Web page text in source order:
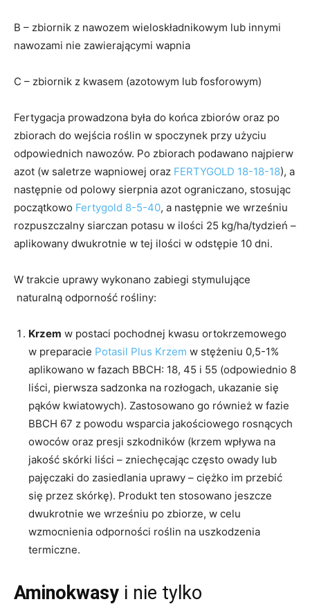
B – zbiornik z nawozem wieloskładnikowym lub innymi
nawozami nie zawierającymi wapnia
C – zbiornik z kwasem (azotowym lub fosforowym)
Fertygacja prowadzona była do końca zbiorów oraz po
zbiorach do wejścia roślin w spoczynek przy użyciu
odpowiednich nawozów. Po zbiorach podawano najpierw
azot (w saletrze wapniowej oraz FERTYGOLD 18-18-18), a
następnie od polowy sierpnia azot ograniczano, stosując
początkowo Fertygold 8-5-40, a następnie we wrześniu
rozpuszczalny siarczan potasu w ilości 25 kg/ha/tydzień –
aplikowany dwukrotnie w tej ilości w odstępie 10 dni.
W trakcie uprawy wykonano zabiegi stymulujące
naturalną odporność rośliny:
Krzem w postaci pochodnej kwasu ortokrzemowego
w preparacie Potasil Plus Krzem w stężeniu 0,5-1%
aplikowano w fazach BBCH: 18, 45 i 55 (odpowiednio 8
liści, pierwsza sadzonka na rozłogach, ukazanie się
pąków kwiatowych). Zastosowano go również w fazie
BBCH 67 z powodu wsparcia jakościowego rosnących
owoców oraz presji szkodników (krzem wpływa na
jakość skórki liści – zniechęcając często owady lub
pajęczaki do zasiedlania uprawy – ciężko im przebić
się przez skórkę). Produkt ten stosowano jeszcze
dwukrotnie we wrześniu po zbiorze, w celu
wzmocnienia odporności roślin na uszkodzenia
termiczne.
Aminokwasy i nie tylko